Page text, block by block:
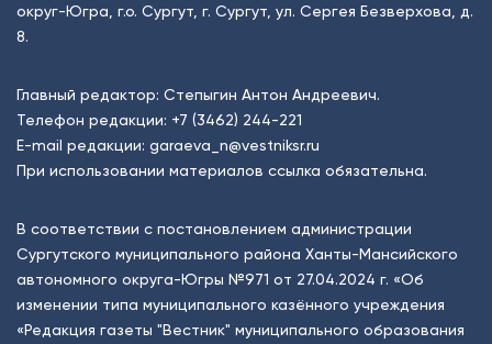
округ-Югра, г.о. Сургут, г. Сургут, ул. Сергея Безверхова, д.
8.
Главный редактор: Степыгин Антон Андреевич.
Телефон редакции: +7 (3462) 244-221
E-mail редакции: garaeva_n@vestniksr.ru
При использовании материалов ссылка обязательна.
В соответствии с постановлением администрации
Сургутского муниципального района Ханты-Мансийского
автономного округа-Югры №971 от 27.04.2024 г. «Об
изменении типа муниципального казённого учреждения
«Редакция газеты "Вестник" муниципального образования